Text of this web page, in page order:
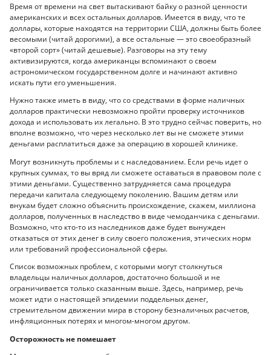
Время от времени на свет вытаскивают байку о разной ценности
американских и всех остальных долларов. Имеется в виду, что те
доллары, которые находятся на территории США, должны быть более
весомыми (читай дорогими), а все остальные — это своеобразный
«второй сорт» (читай дешевые). Разговоры на эту тему
активизируются, когда американцы вспоминают о своем
астрономическом государственном долге и начинают активно
искать пути его уменьшения.
Нужно также иметь в виду, что со средствами в форме наличных
долларов практически невозможно пройти проверку источников
дохода и использовать их легально. В это трудно сейчас поверить, но
вполне возможно, что через несколько лет вы не сможете этими
деньгами расплатиться даже за операцию в хорошей клинике.
Могут возникнуть проблемы и с наследованием. Если речь идет о
крупных суммах, то вы вряд ли сможете оставаться в правовом поле с
этими деньгами. Существенно затрудняется сама процедура
передачи капитала следующему поколению. Вашим детям или
внукам будет сложно объяснить происхождение, скажем, миллиона
долларов, полученных в наследство в виде чемоданчика с деньгами.
Возможно, что кто-то из наследников даже будет вынужден
отказаться от этих денег в силу своего положения, этических норм
или требований профессиональной сферы.
Список возможных проблем, с которыми могут столкнуться
владельцы наличных долларов, достаточно большой и не
ограничивается только сказанным выше. Здесь, например, речь
может идти о настоящей эпидемии поддельных денег,
стремительном движении мира в сторону безналичных расчетов,
инфляционных потерях и многом-многом другом.
Осторожность не помешает